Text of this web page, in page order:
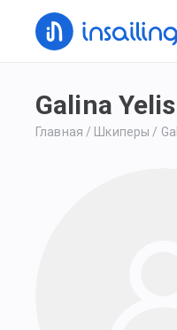
Galina
Главная / Шкиперы /